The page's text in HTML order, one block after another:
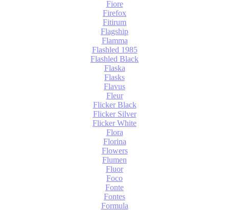
Fiore
Firefox
Fitirum
Flagship
Flamma
Flashled 1985
Flashled Black
Flaska
Flasks
Flavus
Fleur
Flicker Black
Flicker Silver
Flicker White
Flora
Florina
Flowers
Flumen
Fluor
Foco
Fonte
Fontes
Formula